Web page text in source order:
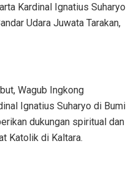
Kardinal Ignatius Suharyo
Udara Juwata Tarakan,
Wagub Ingkong
Ignatius Suharyo di Bumi
dukungan spiritual dan
Katolik di Kaltara.